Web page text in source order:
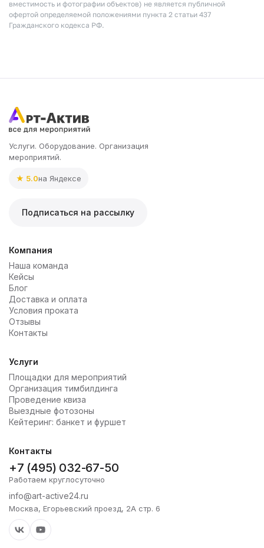
вместимость и фотографии объектов) не является публичной
офертой определяемой положениями пункта 2 статьи 437
Гражданского кодекса РФ.
Услуги. Оборудование. Организация
мероприятий.
★ 5.0на Яндексе
Подписаться на рассылку
Компания
Наша команда
Кейсы
Блог
Доставка и оплата
Условия проката
Отзывы
Контакты
Услуги
Площадки для мероприятий
Организация тимбилдинга
Проведение квиза
Выездные фотозоны
Кейтеринг: банкет и фуршет
Контакты
+7 (495) 032-67-50
Работаем круглосуточно
info@art-active24.ru
Москва, Егорьевский проезд, 2А стр. 6